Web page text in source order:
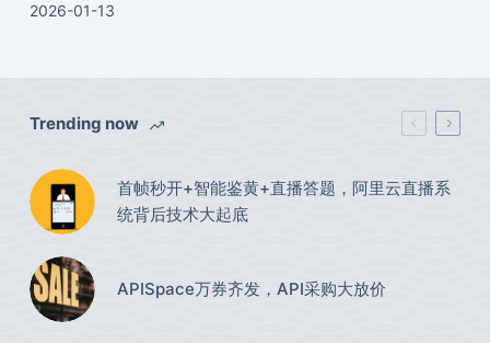
2026-01-13
Trending now
首帧秒开+智能鉴黄+直播答题，阿里云直播系
统背后技术大起底
APISpace万券齐发，API采购大放价